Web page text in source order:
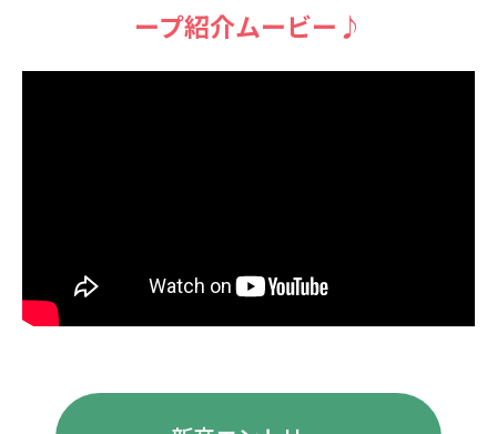
ープ紹介ムービー♪